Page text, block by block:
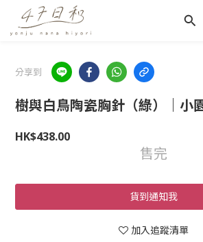
分享到
樹與白鳥陶瓷胸針（綠）｜小
HK$438.00
售完
貨到通知我
加入追蹤清單